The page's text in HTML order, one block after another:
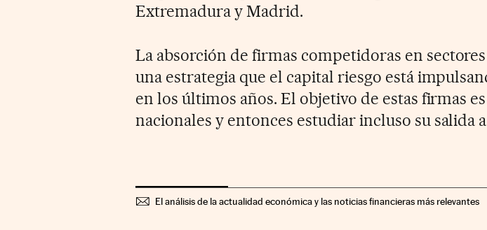
Extremadura y Madrid.
La absorción de firmas competidoras en
una estrategia que el capital riesgo está
en los últimos años. El objetivo de estas firmas
nacionales y entonces estudiar incluso su salida
El análisis de la actualidad económica y las noticias financieras más relevantes